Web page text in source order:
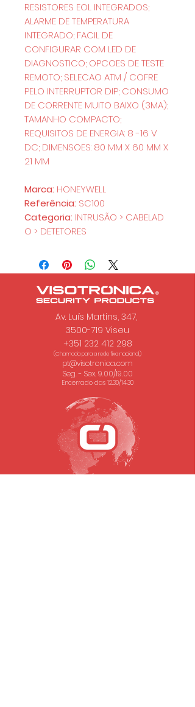
RESISTORES EOL INTEGRADOS;
ALARME DE TEMPERATURA
INTEGRADO; FACIL DE
CONFIGURAR COM LED DE
DIAGNOSTICO; OPCOES DE TESTE
REMOTO; SELECAO ATM / COFRE
PELO INTERRUPTOR DIP; CONSUMO
DE CORRENTE MUITO BAIXO (3MA);
TAMANHO COMPACTO;
REQUISITOS DE ENERGIA: 8 -16 V
DC; DIMENSOES: 80 MM X 60 MM X
21 MM
Marca: HONEYWELL
Referência: SC100
Categoria: INTRUSÃO > CABELAD
O > DETETORES
Av. Luís Martins, 347,
3500-719 Viseu
+351 232 412 298
(Chamada para a rede fixa nacional.)
pt@visotronica.com
Seg. - Sex. 9.00/19.00
Encerrado das 12.30/14.30